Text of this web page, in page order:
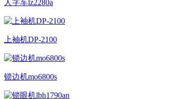
人字车lz2280a
上袖机DP-2100
锁边机mo6800s